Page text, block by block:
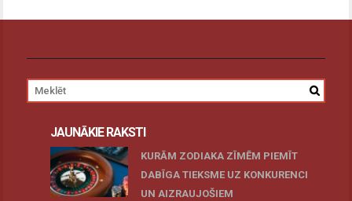
JAUNĀKIE RAKSTI
KURĀM ZODIAKA ZĪMĒM PIEMĪT
DABĪGA TIEKSME UZ KONKURENCI
UN AIZRAUJOŠIEM